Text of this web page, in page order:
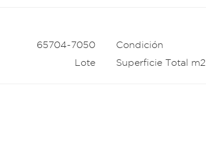
65704-7050
Lote
Condición
Superficie Total m2